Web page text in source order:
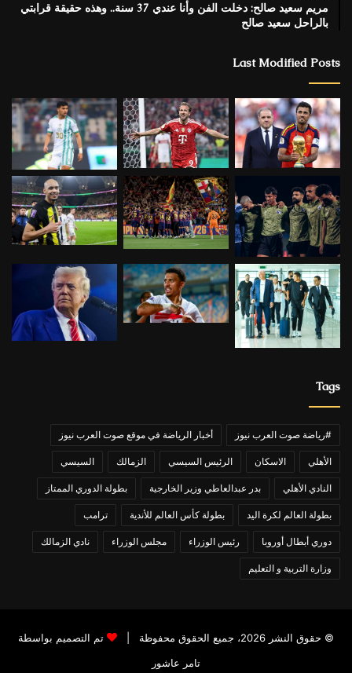
مريم سعيد صالح: دخلت الفن وأنا عندي 37 سنة.. وهذه حقيقة قرابتي
بالراحل سعيد صالح
Last Modified Posts
Tags
#رياضة صوت العرب نيوز أخبار الرياضة في موقع صوت العرب نيوز
الأهلي الاسكان الرئيس السيسي الزمالك السيسي
النادي الأهلي بدر عبدالعاطي وزير الخارجية بطولة الدوري الممتاز
بطولة العالم لكرة اليد بطولة كأس العالم للأندية ترامب
دوري أبطال أوروبا رئيس الوزراء مجلس الوزراء نادي الزمالك
وزارة التربية و التعليم
© حقوق النشر 2026، جميع الحقوق محفوظة |
تم التصميم بواسطة
تامر عاشور